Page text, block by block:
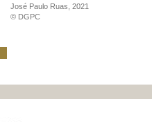
José Paulo Ruas, 2021
© DGPC